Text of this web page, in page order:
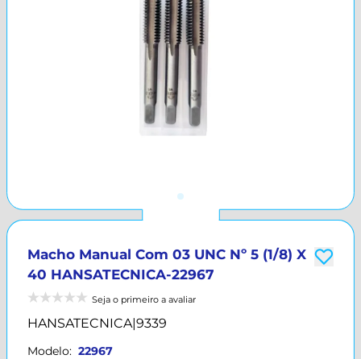
Macho Manual Com 03 UNC Nº 5 (1/8) X
40 HANSATECNICA-22967
Seja o primeiro a avaliar
HANSATECNICA|9339
Modelo: 22967